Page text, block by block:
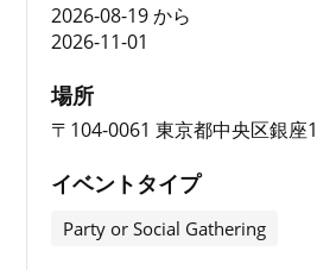
2026-08-19から
2026-11-01
場所
〒104-0061 東京都中央区銀座
イベントタイプ
Party or Social Gathering